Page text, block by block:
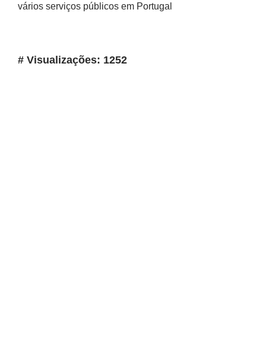
vários serviços públicos em Portugal
# Visualizações: 1252